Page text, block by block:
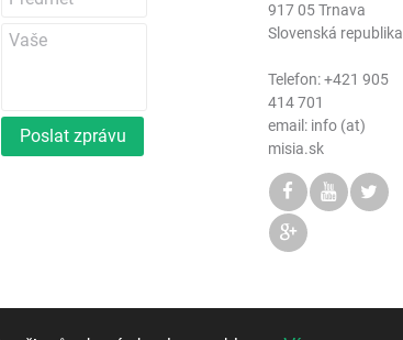
Poslat zprávu
917 05 Trnava
Slovenská republika
Telefon:+421 905
414 701
email: info (at)
misia.sk